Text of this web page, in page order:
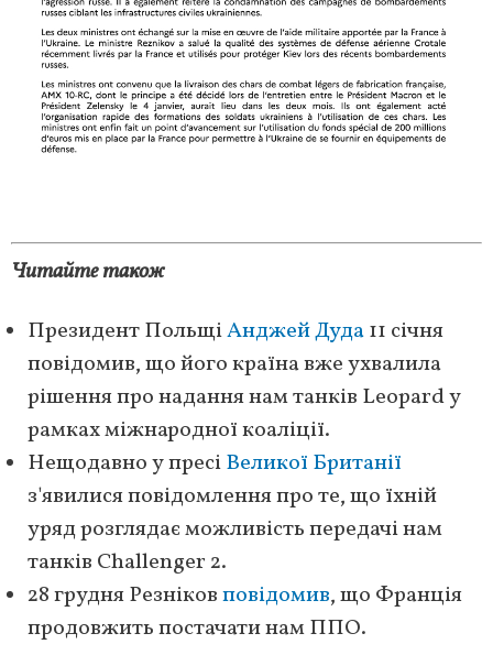
Читайте також
Президент ПольщіАнджей Дуда11 січня
повідомив, що його країна вже ухвалила
рішення про надання нам танків Leopard у
рамках міжнародної коаліції.
Нещодавно у пресіВеликої Британії
з'явилися повідомлення про те, що їхній
уряд розглядає можливість передачі нам
танків Challenger 2.
28 грудня Резніковповідомив, що Франція
продовжить постачати нам ППО.